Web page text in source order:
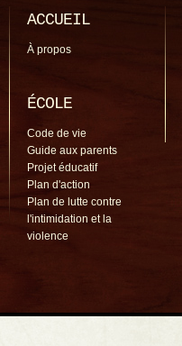
ACCUEIL
À propos
ÉCOLE
Code de vie
Guide aux parents
Projet éducatif
Plan d'action
Plan de lutte contre
l'intimidation et la
violence